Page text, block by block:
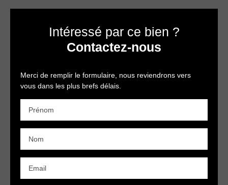
Intéressé par ce bien ?
Contactez-nous
Merci de remplir le formulaire, nous reviendrons vers
vous dans les plus brefs délais.
Prénom
Nom
Email